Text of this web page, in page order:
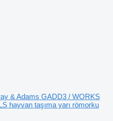
& Adams GADD3 / WORKS
hayvan taşıma yarı römorku